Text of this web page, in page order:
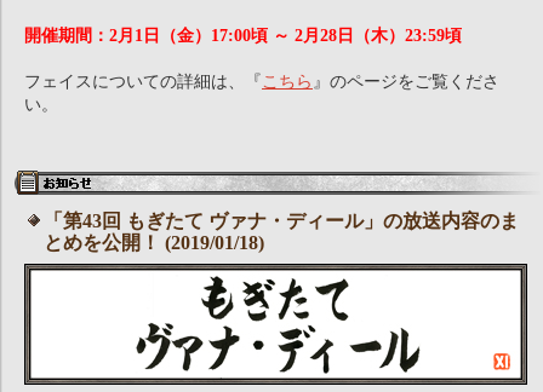
開催期間：2月1日（金）17:00頃 ～ 2月28日（木）23:59頃
フェイスについての詳細は、『 こちら 』のページをご覧くださ
い。
「第43回 もぎたて ヴァナ・ディール」の放送内容のま
とめを公開！ (2019/01/18)